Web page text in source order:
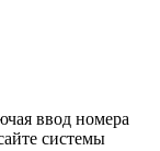
ввод номера
системы